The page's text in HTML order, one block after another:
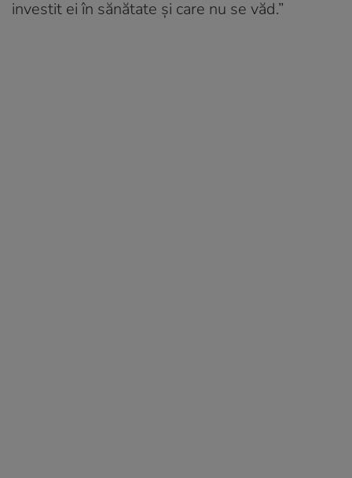
investit ei în sănătate și care nu se văd.”